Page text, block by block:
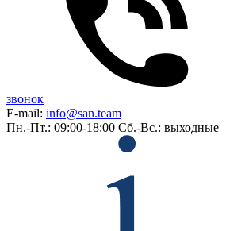
звонок
E-mail: info@san.team
Пн.-Пт.: 09:00-18:00 Сб.-Вс.: выходные